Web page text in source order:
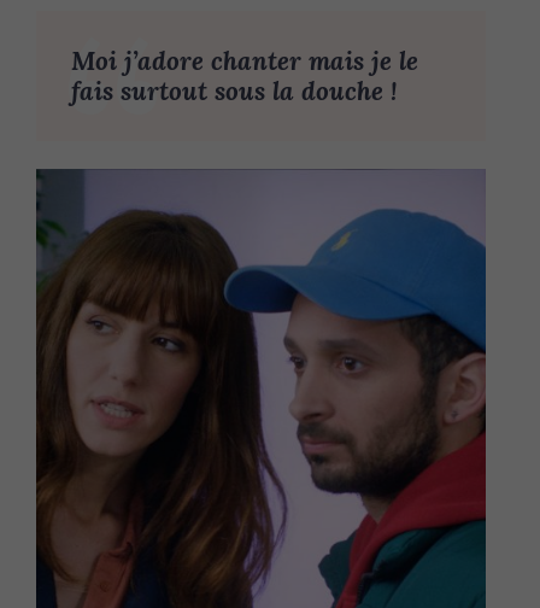
Moi j’adore chanter mais je le
fais surtout sous la douche !